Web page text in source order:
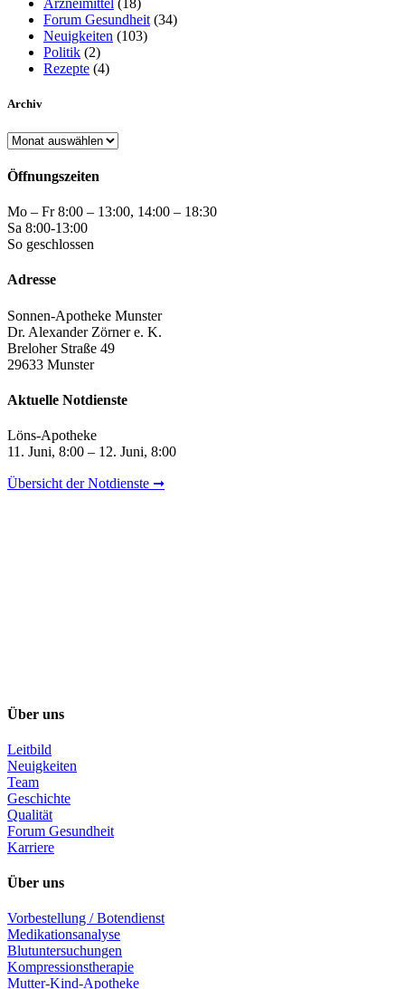
Arzneimittel (18)
Forum Gesundheit (34)
Neuigkeiten (103)
Politik (2)
Rezepte (4)
Archiv
Archiv
Öffnungszeiten
Mo – Fr 8:00 – 13:00, 14:00 – 18:30
Sa 8:00-13:00
So geschlossen
Adresse
Sonnen-Apotheke Munster
Dr. Alexander Zörner e. K.
Breloher Straße 49
29633 Munster
Aktuelle Notdienste
Löns-Apotheke
11. Juni, 8:00 – 12. Juni, 8:00
Übersicht der Notdienste ➞
Über uns
Leitbild
Neuigkeiten
Team
Geschichte
Qualität
Forum Gesundheit
Karriere
Über uns
Vorbestellung / Botendienst
Medikationsanalyse
Blutuntersuchungen
Kompressionstherapie
Mutter-Kind-Apotheke